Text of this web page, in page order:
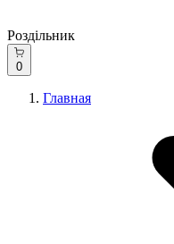
Роздільник
0
Главная